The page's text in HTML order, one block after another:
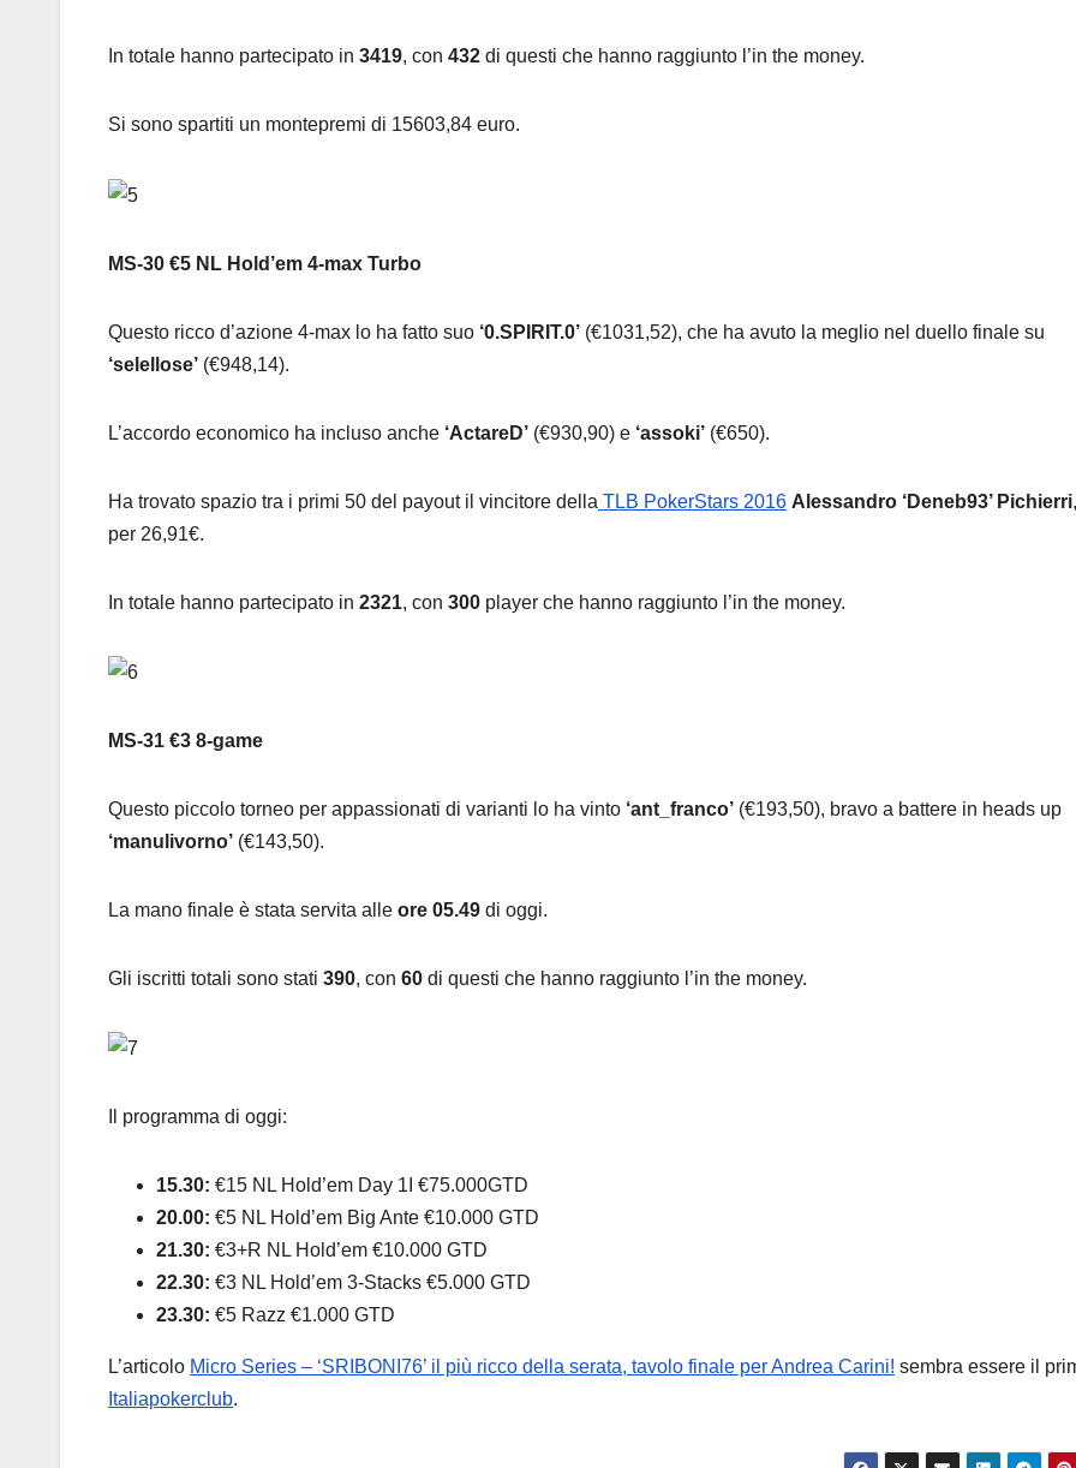
In totale hanno partecipato in 3419, con 432 di questi che hanno raggiunto l’in the money.
Si sono spartiti un montepremi di 15603,84 euro.
MS-30 €5 NL Hold’em 4-max Turbo
Questo ricco d’azione 4-max lo ha fatto suo ‘0.SPIRIT.0’ (€1031,52), che ha avuto la meglio nel duello finale su
‘selellose’ (€948,14).
L’accordo economico ha incluso anche ‘ActareD’ (€930,90) e ‘assoki’ (€650).
Ha trovato spazio tra i primi 50 del payout il vincitore della TLB PokerStars 2016 Alessandro ‘Deneb93’ Pichierri
per 26,91€.
In totale hanno partecipato in 2321, con 300 player che hanno raggiunto l’in the money.
MS-31 €3 8-game
Questo piccolo torneo per appassionati di varianti lo ha vinto ‘ant_franco’ (€193,50), bravo a battere in heads up
‘manulivorno’ (€143,50).
La mano finale è stata servita alle ore 05.49 di oggi.
Gli iscritti totali sono stati 390, con 60 di questi che hanno raggiunto l’in the money.
Il programma di oggi:
15.30: €15 NL Hold’em Day 1I €75.000GTD
20.00: €5 NL Hold’em Big Ante €10.000 GTD
21.30: €3+R NL Hold’em €10.000 GTD
22.30: €3 NL Hold’em 3-Stacks €5.000 GTD
23.30: €5 Razz €1.000 GTD
L’articolo Micro Series – ‘SRIBONI76’ il più ricco della serata, tavolo finale per Andrea Carini! sembra essere il
Italiapokerclub.